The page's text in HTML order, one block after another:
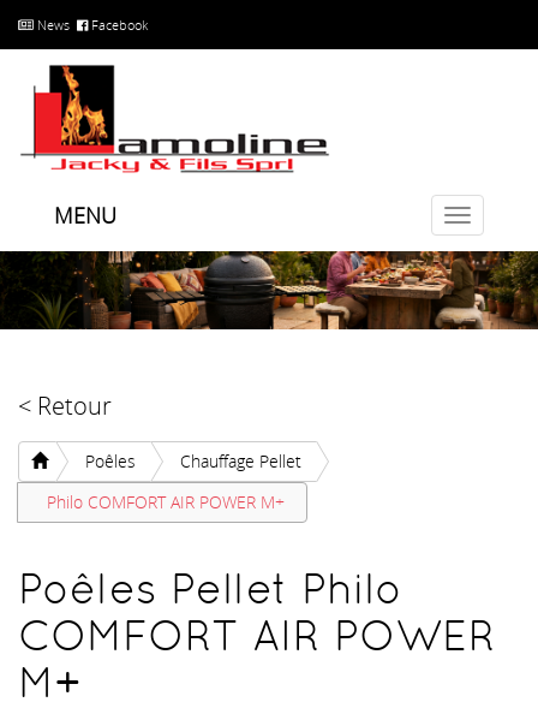
News Facebook
Toggle
MENU
< Retour
Poêles
Chauffage Pellet
Philo COMFORT AIR POWER M+
Poêles Pellet Philo
COMFORT AIR POWER
M+